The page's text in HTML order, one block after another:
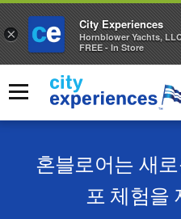
로
메뉴
혼블로어는 새
포 체험을
×
City Experiences
Hornblower Yachts,
FREE - In Store